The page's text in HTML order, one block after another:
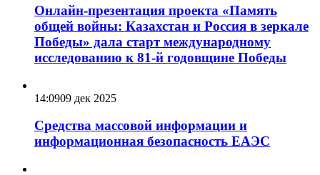
Онлайн-презентация проекта «Память
общей войны: Казахстан и Россия в зеркале
Победы» дала старт международному
исследованию к 81-й годовщине Победы
14:0909 дек 2025
Средства массовой информации и
информационная безопасность ЕАЭС